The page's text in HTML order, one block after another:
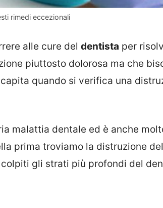
rimedi eccezionali
alle cure del dentista per
piuttosto dolorosa ma che
quando si verifica una
malattia dentale ed è anche
prima troviamo la distruzione
gli strati più profondi del